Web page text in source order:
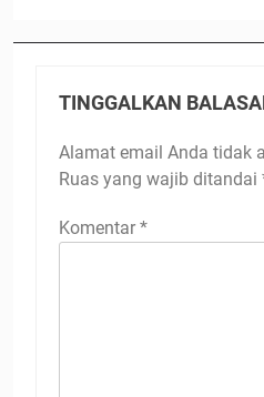
TINGGALKAN
Alamat email Anda tidak
Ruas yang wajib ditandai
Komentar *